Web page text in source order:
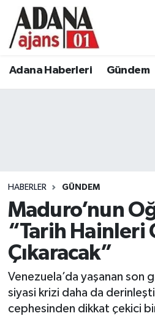
Adana Haberleri Gündem
HABERLER GÜNDEM
Maduro’nun
“Tarih Hainleri
Çıkaracak”
Venezuela’da yaşanan son
siyasi krizi daha da
cephesinden dikkat çekici
Adana Haberleri
Eğitim
Siyaset
Kadın
Adana Nöbetçi Eczaneler
Tüm Manşetler
Son Dakika Haberleri